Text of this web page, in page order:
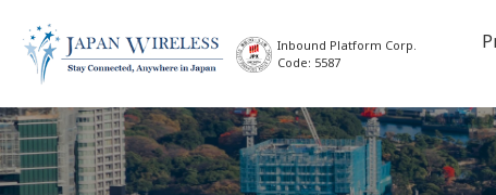
Inbound Platform Corp.
Code: 5587